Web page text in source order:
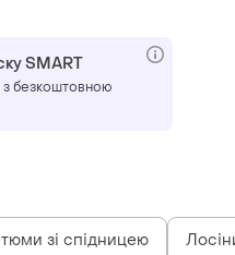
SMART
безкоштовною
зі спідницею